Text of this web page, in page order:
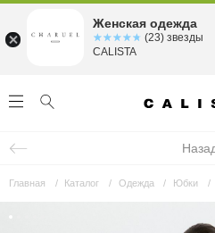
Главная Каталог Одежда Юбки
Женская одежда
☆☆☆☆☆
★★★★★ (23) звезды
CALISTA